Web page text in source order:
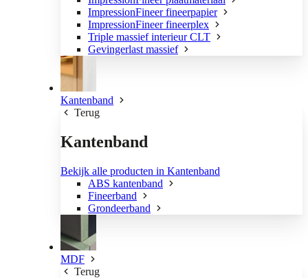
ImpressionFineer fineerpapier
ImpressionFineer fineerplex
Triple massief interieur CLT
Gevingerlast massief
Kantenband
Terug
Kantenband
Bekijk alle producten in Kantenband
ABS kantenband
Fineerband
Grondeerband
MDF
Terug